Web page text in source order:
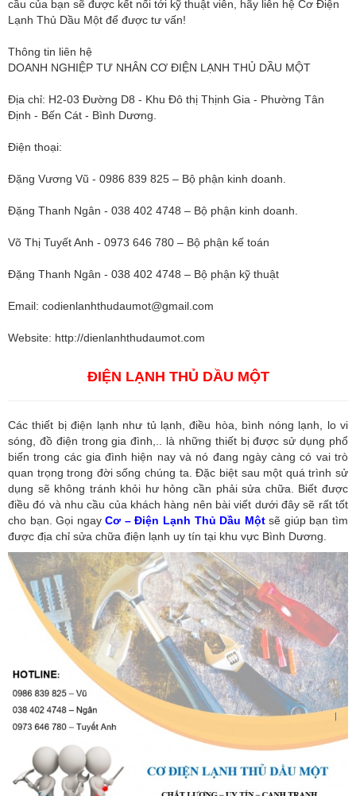
cầu của bạn sẽ được kết nối tới kỹ thuật viên, hãy liên hệ Cơ Điện
Lạnh Thủ Dầu Một để được tư vấn!
​Thông tin liên hệ
DOANH NGHIỆP TƯ NHÂN CƠ ĐIỆN LẠNH THỦ DẦU MỘT
Địa chỉ: H2-03 Đường D8 - Khu Đô thị Thịnh Gia - Phường Tân
Định - Bến Cát - Bình Dương.
Điện thoại:
Đặng Vương Vũ - 0986 839 825 – Bộ phận kinh doanh.
Đặng Thanh Ngân - 038 402 4748 – Bộ phận kinh doanh.
Võ Thị Tuyết Anh - 0973 646 780 – Bộ phận kế toán
Đặng Thanh Ngân - 038 402 4748 – Bộ phận kỹ thuật
Email: codienlanhthudaumot@gmail.com
Website: http://dienlanhthudaumot.com
ĐIỆN LẠNH THỦ DẦU MỘT
Các thiết bị điện lạnh như tủ lạnh, điều hòa, bình nóng lạnh, lo vi
sóng, đồ điện trong gia đình,.. là những thiết bị được sử dụng phổ
biến trong các gia đình hiện nay và nó đang ngày càng có vai trò
quan trọng trong đời sống chúng ta. Đặc biệt sau một quá trình sử
dụng sẽ không tránh khỏi hư hỏng cần phải sửa chữa. Biết được
điều đó và nhu cầu của khách hàng nên bài viết dưới đây sẽ rất tốt
cho bạn. Gọi ngayCơ – Điện Lạnh Thủ Dầu Một sẽ giúp bạn tìm
được địa chỉ sửa chữa điện lạnh uy tín tại khu vực Bình Dương.